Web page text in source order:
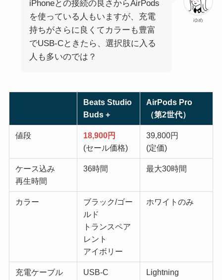
ゆめ
iPhoneとの接続の良さからAirPods
を使っている人もいますが、充電
持ちがさらに良くてカラーも豊富
でUSB-Cときたら、選択肢に入る
人も多いのでは？
Beats Studio
Buds +
AirPods Pro
（第2世代）
値段
18,900円
(セール価格)
39,800円
(定価)
ケース込み
再生時間
36時間 最大30時間
カラー
ブラック/ゴー
ルド
トランスペア
レント
アイボリー
ホワイトのみ
充電ケーブル USB-C Lightning